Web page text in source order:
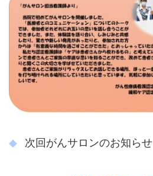
次回がんサロンのお知らせ